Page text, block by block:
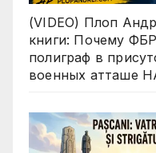
(VIDEO) Плоп
книги: Почему
полиграф в
военных атташе